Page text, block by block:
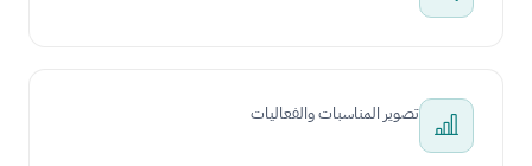
تصوير المناسبات والفعاليات